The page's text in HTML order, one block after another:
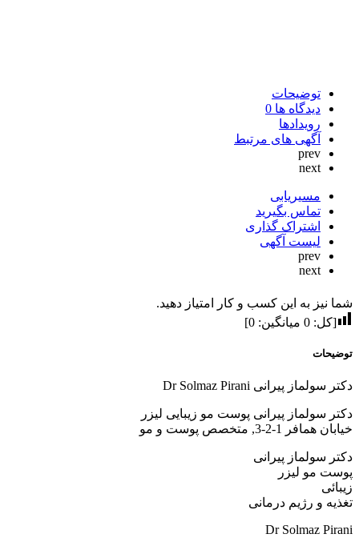
توضیحات
دیدگاه ها 0
رویدادها
آگهی های مرتبط
prev
next
مسیریابی
تماس بگیرید
اشتراک گذاری
لیست آگهی
prev
next
شما نیز به این کسب و کار امتیاز دهید.
[کل: 0 میانگین: 0
]
توضیحات
دکتر سولماز پیرانی Dr Solmaz Pirani
دکتر سولماز پیرانی پوست مو زیبایی لیزر
خیابان همافر 1-2-3, متخصص پوست و مو
دکتر سولماز پیرانی
پوست مو لیزر
زیبائی
تغذیه و رژیم درمانی
Dr Solmaz Pirani